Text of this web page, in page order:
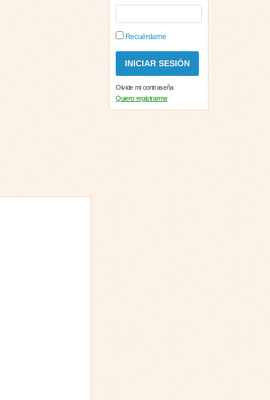
Recuérdame
Olvide mi contraseña
Quiero registrarme